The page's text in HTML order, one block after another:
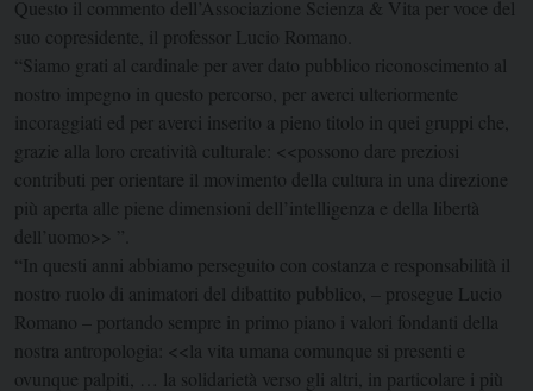
Questo il commento dell’Associazione Scienza & Vita per voce del
suo copresidente, il professor Lucio Romano.
“Siamo grati al cardinale per aver dato pubblico riconoscimento al
nostro impegno in questo percorso, per averci ulteriormente
incoraggiati ed per averci inserito a pieno titolo in quei gruppi che,
grazie alla loro creatività culturale: <<possono dare preziosi
contributi per orientare il movimento della cultura in una direzione
più aperta alle piene dimensioni dell’intelligenza e della libertà
dell’uomo>> ”.
“In questi anni abbiamo perseguito con costanza e responsabilità il
nostro ruolo di animatori del dibattito pubblico, – prosegue Lucio
Romano – portando sempre in primo piano i valori fondanti della
nostra antropologia: <<la vita umana comunque si presenti e
ovunque palpiti, … la solidarietà verso gli altri, in particolare i più